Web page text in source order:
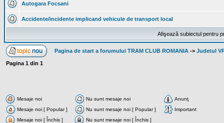
Autogara Focsani
Accidente/incidente implicand vehicule de transport local
Afişează subiectul pentru
Pagina de start a forumului TRAM CLUB ROMANIA -> Judetul
Pagina 1 din 1
Mesaje noi Nu sunt mesaje noi
Anunţ
Mesaje noi [ Popular ]
Nu sunt mesaje noi [ Popular ]
Important
Mesaje noi [ Închis ]
Nu sunt mesaje noi [ Închis ]